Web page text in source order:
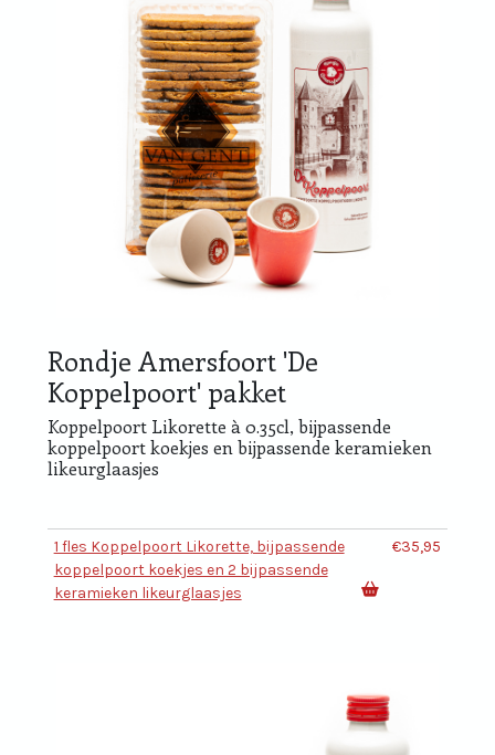
Rondje Amersfoort 'De
Koppelpoort' pakket
Koppelpoort Likorette à 0.35cl, bijpassende
koppelpoort koekjes en bijpassende keramieken
likeurglaasjes
1 fles Koppelpoort Likorette, bijpassende
koppelpoort koekjes en 2 bijpassende
keramieken likeurglaasjes
€35,95